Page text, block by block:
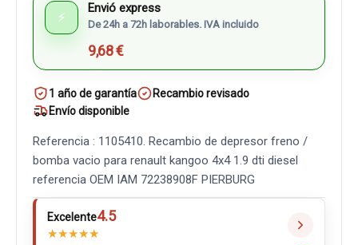
⚡
Envió express
De 24h a 72h laborables. IVA incluido
9,68 €
1 año de garantía
Recambio revisado
Envío disponible
Referencia : 1105410. Recambio de depresor freno /
bomba vacio para renault kangoo 4x4 1.9 dti diesel
referencia OEM IAM 72238908F PIERBURG
Excelente4.5
★★★★★